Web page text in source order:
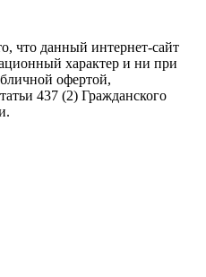
что данный интернет-сайт
характер и ни при
офертой,
437 (2) Гражданского